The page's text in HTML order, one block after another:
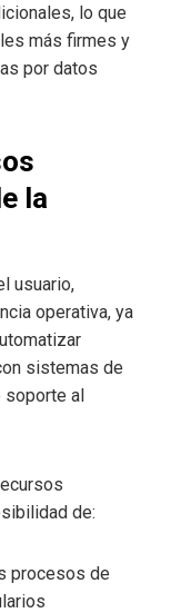
lo que
más firmes y
por datos
la
usuario,
operativa, ya
sistemas de
soporte al
de:
procesos de